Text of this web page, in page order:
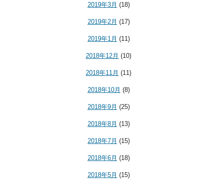
2019年3月 (18)
2019年2月 (17)
2019年1月 (11)
2018年12月 (10)
2018年11月 (11)
2018年10月 (8)
2018年9月 (25)
2018年8月 (13)
2018年7月 (15)
2018年6月 (18)
2018年5月 (15)